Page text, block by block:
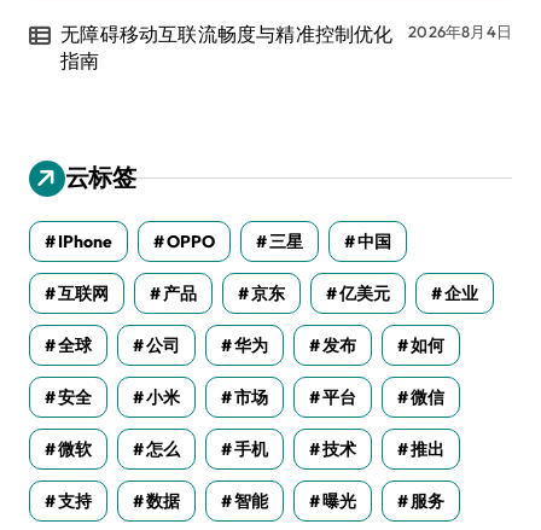
无障碍移动互联流畅度与精准控制优化
指南
2026年8月4日
云标签
IPhone OPPO 三星 中国
互联网 产品 京东 亿美元 企业
全球 公司 华为 发布 如何
安全 小米 市场 平台 微信
微软 怎么 手机 技术 推出
支持 数据 智能 曝光 服务